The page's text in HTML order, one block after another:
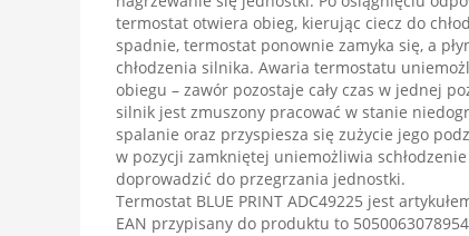
termostat otwiera obieg, kierując ciecz do
spadnie, termostat ponownie zamyka się, a
chłodzenia silnika. Awaria termostatu
obiegu – zawór pozostaje cały czas w jednej
silnik jest zmuszony pracować w stanie
spalanie oraz przyspiesza się zużycie jego
w pozycji zamkniętej uniemożliwia
doprowadzić do przegrzania jednostki.
Termostat BLUE PRINT ADC49225 jest
EAN przypisany do produktu to